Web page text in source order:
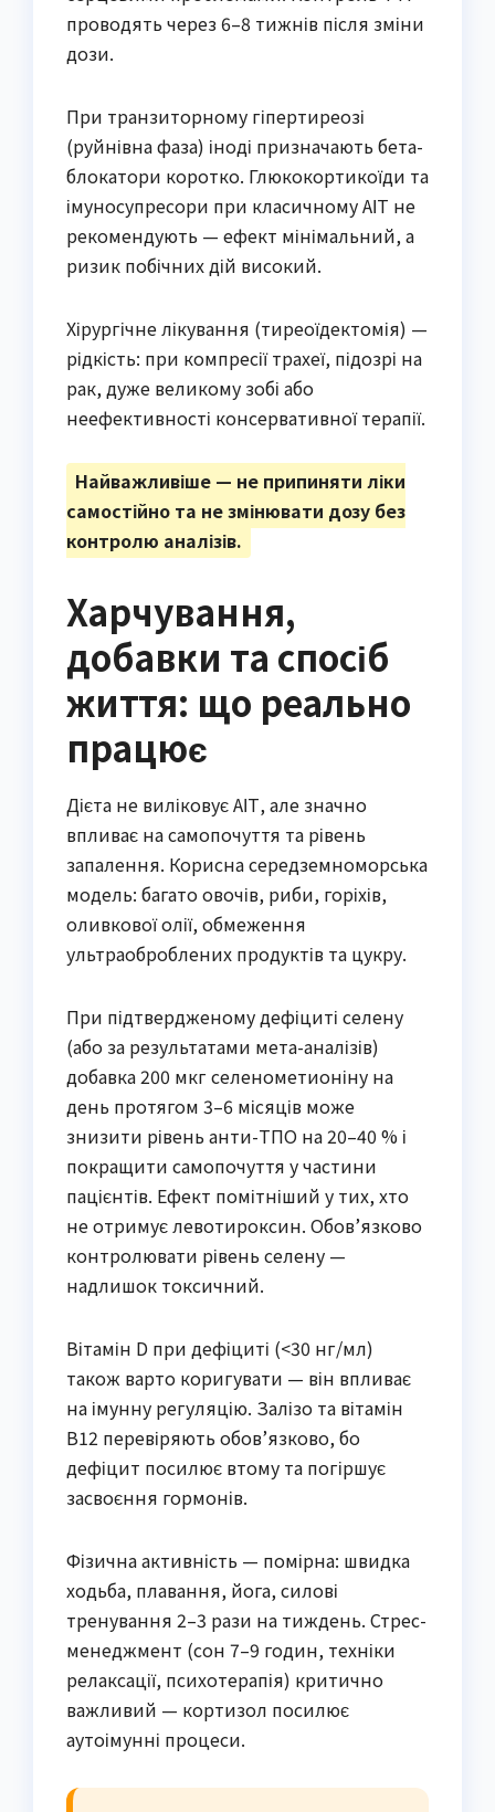
проводять через 6–8 тижнів після зміни
дози.
При транзиторному гіпертиреозі
(руйнівна фаза) іноді призначають бета-
блокатори коротко. Глюкокортикоїди та
імуносупресори при класичному АІТ не
рекомендують — ефект мінімальний, а
ризик побічних дій високий.
Хірургічне лікування (тиреоїдектомія) —
рідкість: при компресії трахеї, підозрі на
рак, дуже великому зобі або
неефективності консервативної терапії.
Найважливіше — не припиняти ліки
самостійно та не змінювати дозу без
контролю аналізів.
Харчування,
добавки та спосіб
життя: що реально
працює
Дієта не виліковує АІТ, але значно
впливає на самопочуття та рівень
запалення. Корисна середземноморська
модель: багато овочів, риби, горіхів,
оливкової олії, обмеження
ультраоброблених продуктів та цукру.
При підтвердженому дефіциті селену
(або за результатами мета-аналізів)
добавка 200 мкг селенометионіну на
день протягом 3–6 місяців може
знизити рівень анти-ТПО на 20–40 % і
покращити самопочуття у частини
пацієнтів. Ефект помітніший у тих, хто
не отримує левотироксин. Обов’язково
контролювати рівень селену —
надлишок токсичний.
Вітамін D при дефіциті (<30 нг/мл)
також варто коригувати — він впливає
на імунну регуляцію. Залізо та вітамін
B12 перевіряють обов’язково, бо
дефіцит посилює втому та погіршує
засвоєння гормонів.
Фізична активність — помірна: швидка
ходьба, плавання, йога, силові
тренування 2–3 рази на тиждень. Стрес-
менеджмент (сон 7–9 годин, техніки
релаксації, психотерапія) критично
важливий — кортизол посилює
аутоімунні процеси.